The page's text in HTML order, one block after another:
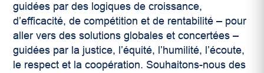
guidées par des logiques de croissance,
d’efficacité, de compétition et de rentabilité – pour
aller vers des solutions globales et concertées –
guidées par la justice, l’équité, l’humilité, l’écoute,
le respect et la coopération. Souhaitons-nous des